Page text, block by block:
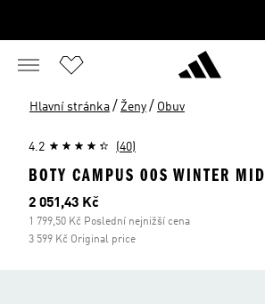
Hlavní stránka / Ženy / Obuv
4.2 (40)
BOTY CAMPUS 00S WINTER MID
Aktuální cena
2 051,43 Kč
1 799,50 Kč Poslední nejnižší cena
3 599 Kč Original price